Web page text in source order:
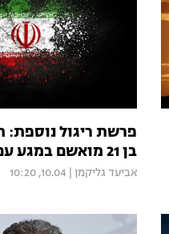
פרשת ריגול נוספת:
בן 21 מואשם במגע עם סוכן איראני
אביעד גליקמן 10.04, 10:20